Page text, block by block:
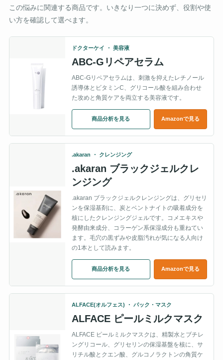
この悩みに関連する商品です。いきなり一つに決めず、役割や使
い方を確認して選べます。
ドクターケイ ・ 美容液
ABC-Gリペアセラム
ABC-Gリペアセラムは、刺激を抑えたレチノール
誘導体とビタミンC、グリコール酸を組み合わせ
た攻めと角質ケアを両立する美容液です。
商品分析を見る Amazonで見る
.akaran ・ クレンジング
.akaran ブラックジェルクレ
ンジング
.akaran ブラックジェルクレンジングは、グリセリ
ンを保湿基剤に、炭とベントナイトの吸着成分を
核にしたクレンジングジェルです。コメエキスや
発酵由来成分、コラーゲン系保湿成分も重ねてい
ます。毛穴の黒ずみや皮脂汚れが気になる人向け
の1本として読みます。
商品分析を見る Amazonで見る
ALFACE(オルフェス) ・ パック・マスク
ALFACE ピールミルクマスク
ALFACE ピールミルクマスクは、精製水とブチレ
ングリコール、グリセリンの保湿基盤を核に、サ
リチル酸とクエン酸、グルコノラクトンの角質ケ